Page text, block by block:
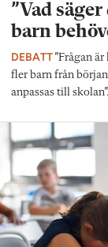
”Vad
barn
DEBATT”Frågan
fler barn från
anpassas till skolan”.